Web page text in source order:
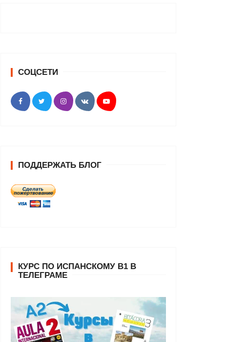
СОЦСЕТИ
ПОДДЕРЖАТЬ БЛОГ
КУРС ПО ИСПАНСКОМУ В1 В
ТЕЛЕГРАМЕ